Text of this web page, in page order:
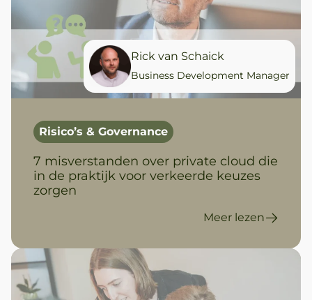
Rick van Schaick
Business Development Manager
Risico’s & Governance
7 misverstanden over private cloud die
in de praktijk voor verkeerde keuzes
zorgen
Meer lezen